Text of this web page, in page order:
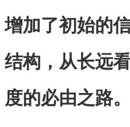
增加了初始的
结构，从长远
度的必由之路。